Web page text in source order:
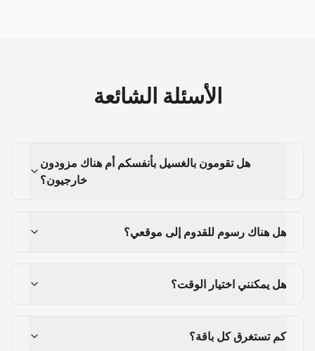
الأسئلة الشائعة
هل تقومون بالغسيل بأنفسكم أم هناك مزودون
خارجيون؟
هل هناك رسوم للقدوم إلى موقعي؟
هل يمكنني اختيار الوقت؟
كم تستغرق كل باقة؟